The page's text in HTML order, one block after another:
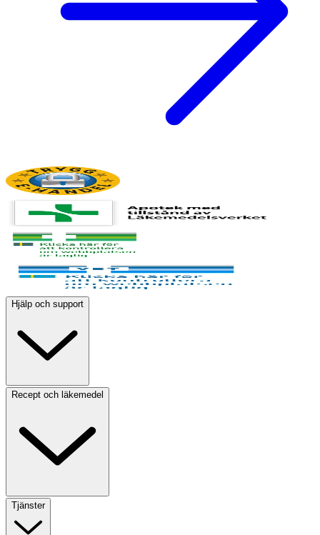
Hjälp och support
Recept och läkemedel
Tjänster